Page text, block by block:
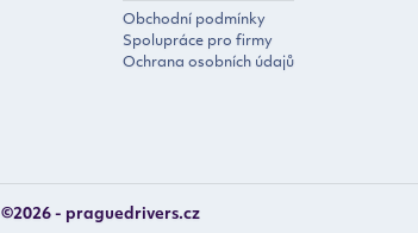
Obchodní podmínky
Spolupráce pro firmy
Ochrana osobních údajů
©2026 - praguedrivers.cz